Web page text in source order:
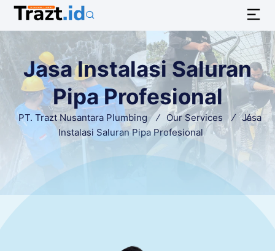
Jasa Instalasi Saluran
Pipa Profesional
PT. Trazt Nusantara Plumbing Our Services
Jasa
Instalasi Saluran Pipa Profesional